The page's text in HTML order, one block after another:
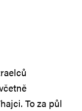
To za půl